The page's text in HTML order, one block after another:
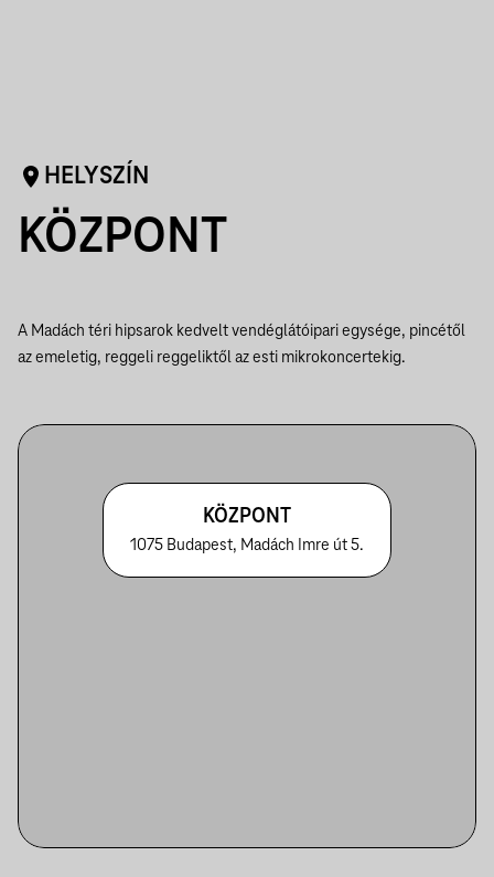
HELYSZÍN
KÖZPONT
A Madách téri hipsarok kedvelt vendéglátóipari egysége, pincétől
az emeletig, reggeli reggeliktől az esti mikrokoncertekig.
KÖZPONT
1075 Budapest, Madách Imre út 5.